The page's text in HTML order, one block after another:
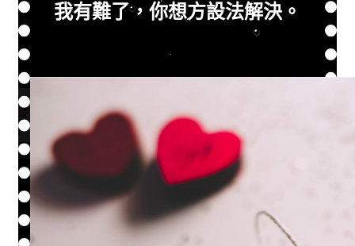
我有難了，你想方設法解決。